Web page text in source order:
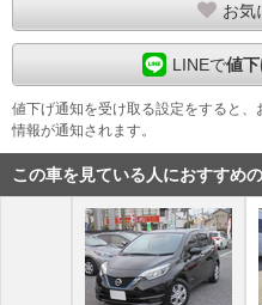
お気
LINEで値
値下げ通知を受け取る設定をすると
情報が通知されます。
この車を見ている人におすすめ